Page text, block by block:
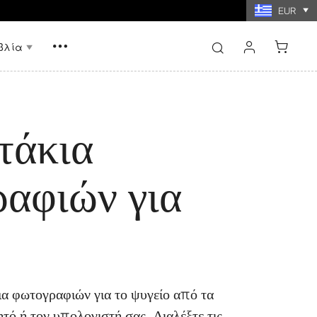
των $60
EUR
με
σύνδεση
για
φωτογραφιών για το ψυγείο από τα